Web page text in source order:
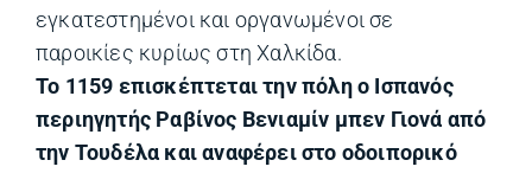
εγκατεστημένοι και οργανωμένοι σε
παροικίες κυρίως στη Χαλκίδα.
Το 1159 επισκέπτεται την πόλη ο Ισπανός
περιηγητής Ραβίνος Βενιαμίν μπεν Γιονά από
την Τουδέλα και αναφέρει στο οδοιπορικό